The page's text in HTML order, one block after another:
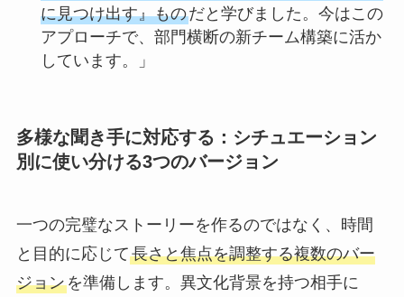
に見つけ出す』ものだと学びました。今はこの
アプローチで、部門横断の新チーム構築に活か
しています。」
多様な聞き手に対応する：シチュエーション
別に使い分ける3つのバージョン
一つの完璧なストーリーを作るのではなく、時間
と目的に応じて長さと焦点を調整する複数のバー
ジョンを準備します。異文化背景を持つ相手に